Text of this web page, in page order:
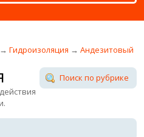
→Гидроизоляция →Андезитовый
Поиск по рубрике